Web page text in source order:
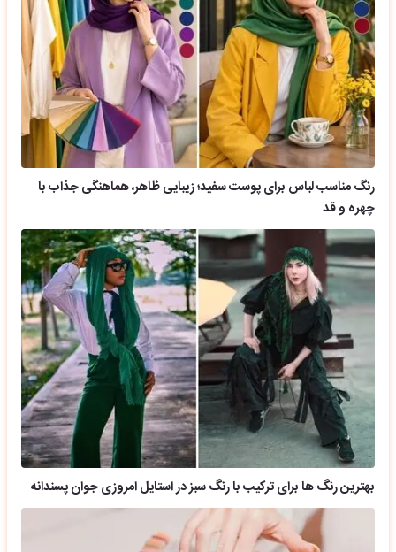
رنگ مناسب لباس برای پوست سفید؛ زیبایی ظاهر، هماهنگی جذاب با
چهره و قد
بهترین رنگ ها برای ترکیب با رنگ سبز در استایل امروزی جوان پسندانه